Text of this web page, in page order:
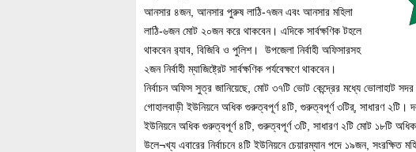
আনসার ৪জন, আনসার পুরুষ লাঠি-৭জন এবং আনসার মহিলা
লাঠি-৬জন মোট ২০জন করে থাকবেন। এদিকে সার্বক্ষণিক টহলে
থাকবেন র‌্যাব, বিজিবি ও পুলিশ। উপজেলা নির্বাহী অফিসারসহ
২জন নির্বাহী ম্যাজিষ্ট্রেট সার্বক্ষণিক পর্যবেক্ষণে থাকবেন।
নির্বাচন অফিস সুত্র জানিয়েছে, মোট ৩৭টি ভোট কেন্দ্রের মধ্যে ভোলাহাট
গোহালবাড়ী ইউনিয়নে অধিক গুরুত্বপূর্ণ ৪টি, গুরুত্বপূর্ণ ৩টির্, সাধারণ ২টি।
ইউনিয়নে অধিক গুরুত্বপূর্ণ ৪টি, গুরুত্বপূর্ণ ৩টি, সাধারণ ২টি মোট ১৮টি
উলে¬খ্য এবারের নির্বাচনে ৪টি ইউনিয়নে চেয়ারম্যান পদে ১৯জন,